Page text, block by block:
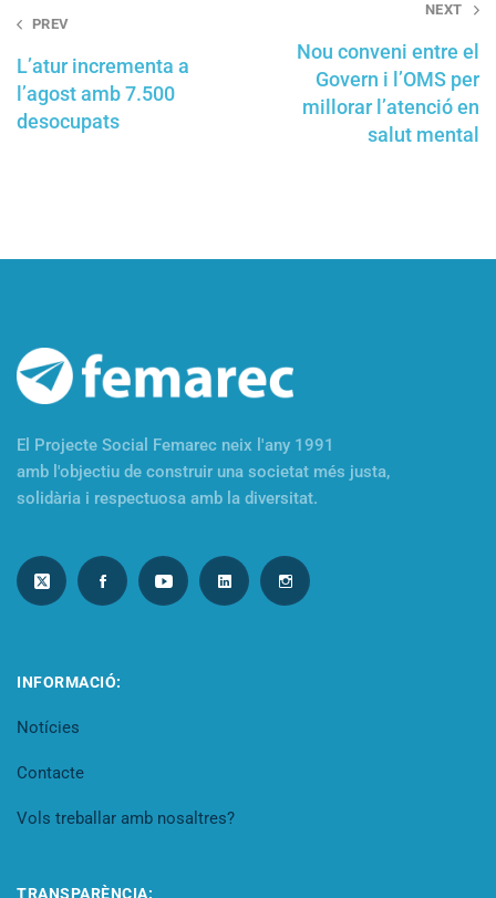
navigation
PREV
L’atur incrementa a
l’agost amb 7.500
desocupats
NEXT
Nou conveni entre el
Govern i l’OMS per
millorar l’atenció en
salut mental
El Projecte Social Femarec neix l'any 1991
amb l'objectiu de construir una societat més justa,
solidària i respectuosa amb la diversitat.
INFORMACIÓ:
Notícies
Contacte
Vols treballar amb nosaltres?
TRANSPARÈNCIA: